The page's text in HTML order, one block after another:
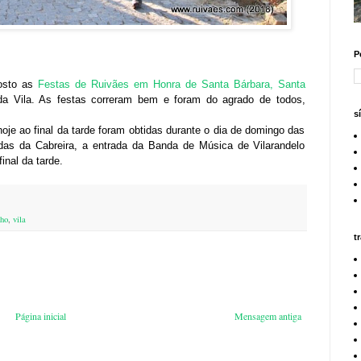
as Festas de Ruivães em Honra de Santa Bárbara, Santa
Vila. As festas correram bem e foram do agrado de todos,
ao final da tarde foram obtidas durante o dia de domingo das
da Cabreira, a entrada da Banda de Música de Vilarandelo
da tarde.
, vila
Mensagem antiga
Página inicial